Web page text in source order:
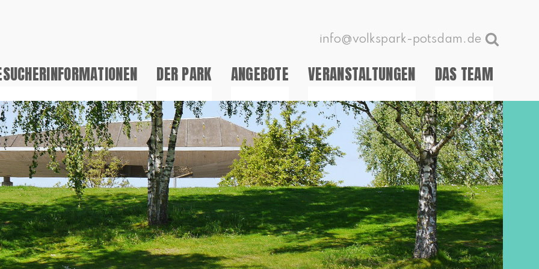
info@volkspark-potsdam.de
DER PARK ANGEBOTE VERANSTALTUNGEN DAS TEAM